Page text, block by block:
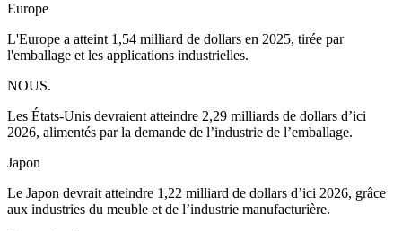
Europe
L'Europe a atteint 1,54 milliard de dollars en 2025, tirée par
l'emballage et les applications industrielles.
NOUS.
Les États-Unis devraient atteindre 2,29 milliards de dollars d’ici
2026, alimentés par la demande de l’industrie de l’emballage.
Japon
Le Japon devrait atteindre 1,22 milliard de dollars d’ici 2026, grâce
aux industries du meuble et de l’industrie manufacturière.